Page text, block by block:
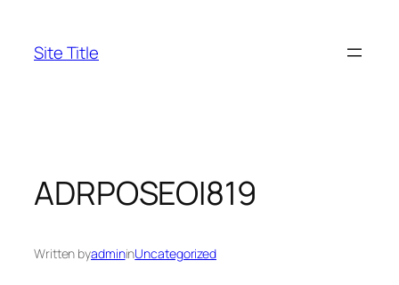
content
Site Title
ADRPOSEOI819
Written byadmininUncategorized